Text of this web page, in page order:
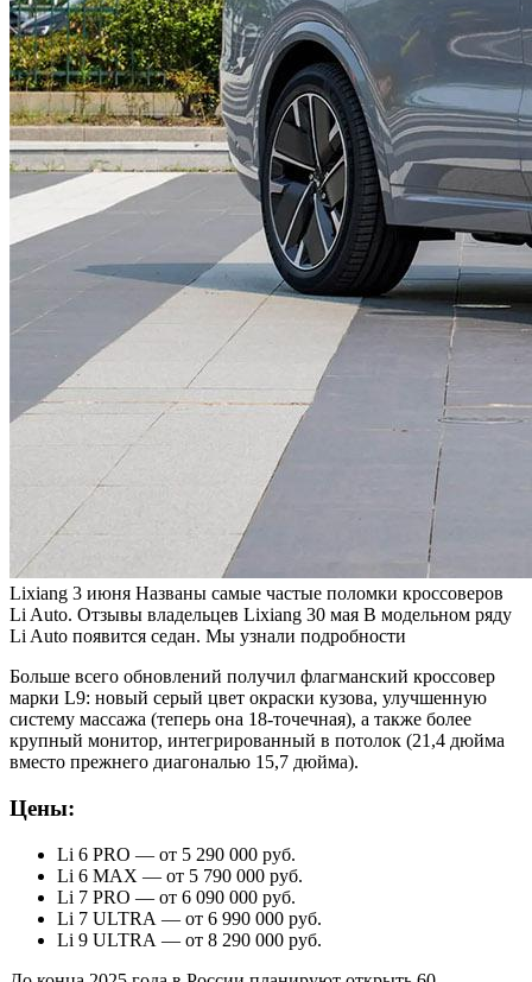
Lixiang 3 июня Названы самые частые поломки кроссоверов
Li Auto. Отзывы владельцев Lixiang 30 мая В модельном ряду
Li Auto появится седан. Мы узнали подробности
Больше всего обновлений получил флагманский кроссовер
марки L9: новый серый цвет окраски кузова, улучшенную
систему массажа (теперь она 18-точечная), а также более
крупный монитор, интегрированный в потолок (21,4 дюйма
вместо прежнего диагональю 15,7 дюйма).
Цены:
Li 6 PRO — от 5 290 000 руб.
Li 6 MAX — от 5 790 000 руб.
Li 7 PRO — от 6 090 000 руб.
Li 7 ULTRA — от 6 990 000 руб.
Li 9 ULTRA — от 8 290 000 руб.